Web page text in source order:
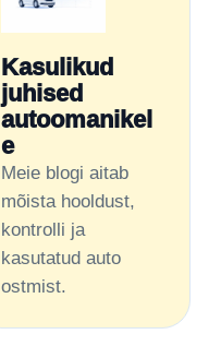
Kasulikud
juhised
autoomanikel
e
Meie blogi aitab
mõista hooldust,
kontrolli ja
kasutatud auto
ostmist.